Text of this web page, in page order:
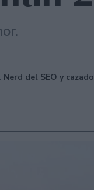
del SEO y